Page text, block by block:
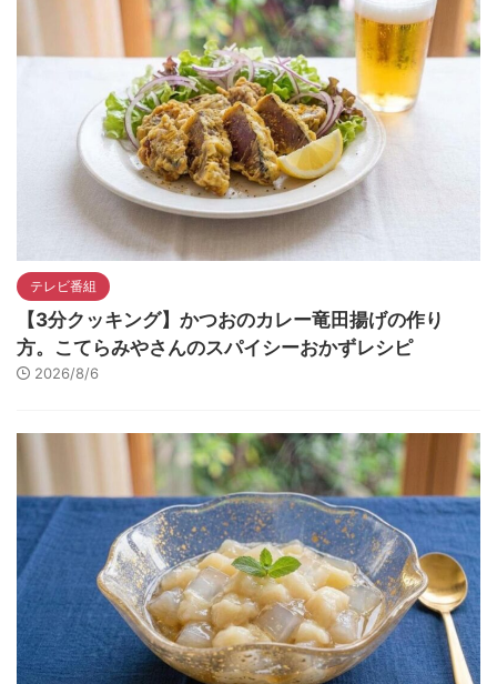
テレビ番組
【3分クッキング】かつおのカレー竜田揚げの作り
方。こてらみやさんのスパイシーおかずレシピ
2026/8/6